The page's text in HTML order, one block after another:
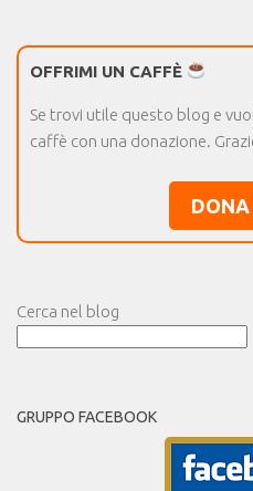
OFFRIMI UN CAFFÈ
Se trovi utile questo blog e
caffè con una donazione.
Cerca nel blog
GRUPPO FACEBOOK